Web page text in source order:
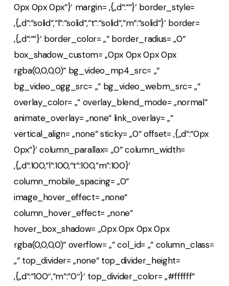
0px 0px 0px“}‘ margin= ‚{„d“:““}‘ border_style=
‚{„d“:“solid“,“l“:“solid“,“t“:“solid“,“m“:“solid“}‘ border=
‚{„d“:““}‘ border_color= „“ border_radius= „0“
box_shadow_custom= „0px 0px 0px 0px
rgba(0,0,0,0)“ bg_video_mp4_src= „“
bg_video_ogg_src= „“ bg_video_webm_src= „“
overlay_color= „“ overlay_blend_mode= „normal“
animate_overlay= „none“ link_overlay= „“
vertical_align= „none“ sticky= „0“ offset= ‚{„d“:“0px
0px“}‘ column_parallax= „0“ column_width=
‚{„d“:100,“l“:100,“t“:100,“m“:100}‘
column_mobile_spacing= „0“
image_hover_effect= „none“
column_hover_effect= „none“
hover_box_shadow= „0px 0px 0px 0px
rgba(0,0,0,0)“ overflow= „“ col_id= „“ column_class=
„“ top_divider= „none“ top_divider_height=
‚{„d“:“100″,“m“:“0″}‘ top_divider_color= „#ffffff“